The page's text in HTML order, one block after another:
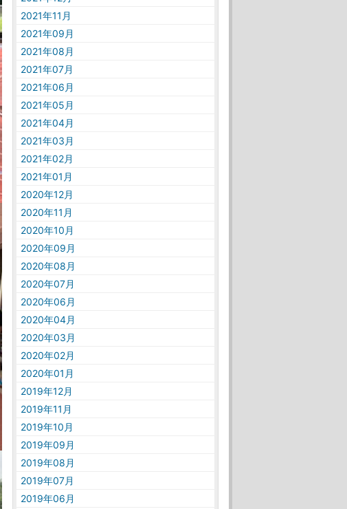
2021年11月
2021年09月
2021年08月
2021年07月
2021年06月
2021年05月
2021年04月
2021年03月
2021年02月
2021年01月
2020年12月
2020年11月
2020年10月
2020年09月
2020年08月
2020年07月
2020年06月
2020年04月
2020年03月
2020年02月
2020年01月
2019年12月
2019年11月
2019年10月
2019年09月
2019年08月
2019年07月
2019年06月